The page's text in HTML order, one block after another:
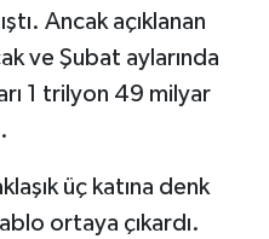
Ancak açıklanan
ve Şubat aylarında
1 trilyon 49 milyar
üç katına denk
ortaya çıkardı.